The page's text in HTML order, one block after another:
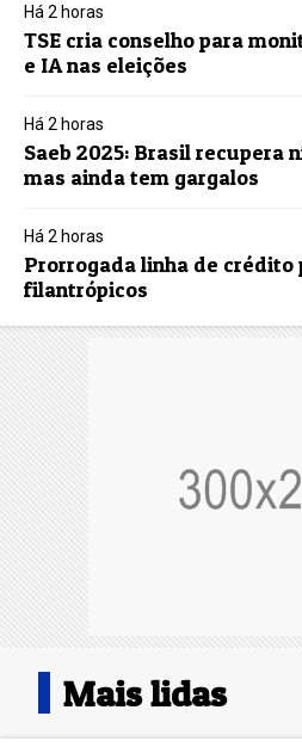
Há 2 horas
TSE cria conselho para
e IA nas eleições
Há 2 horas
Saeb 2025: Brasil recupera
mas ainda tem gargalos
Há 2 horas
Prorrogada linha de crédito
filantrópicos
Mais lidas